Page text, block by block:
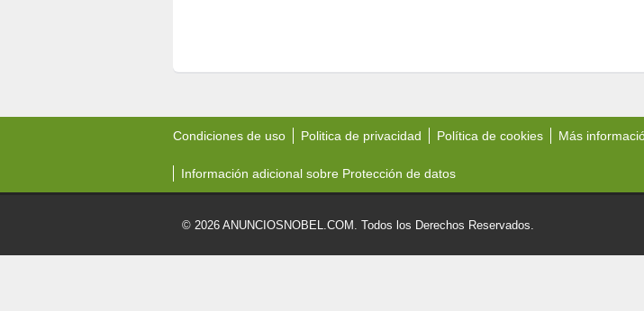
Condiciones de uso Politica de privacidad Política de cookies Más
Información adicional sobre Protección de datos
© 2026 ANUNCIOSNOBEL.COM. Todos los Derechos Reservados.